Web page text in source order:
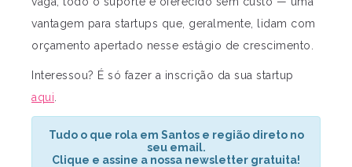
vantagem para startups que, geralmente, lidam com
orçamento apertado nesse estágio de crescimento.
Interessou? É só fazer a inscrição da sua startup
aqui
Tudo o que rola em Santos e região direto no
seu email.
Clique e assine a nossa newsletter gratuita!